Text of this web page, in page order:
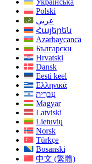
Українська
Polski
عربي
Հայերեն
Azərbaycanca
Български
Hrvatski
Dansk
Eesti keel
Ελληνικά
עִברִית
Magyar
Latviski
Lietuvių
Norsk
Türkçe
Bosanski
中文 (繁體)